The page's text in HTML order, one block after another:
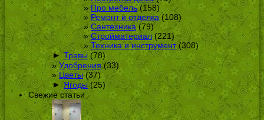
Про мебель(158)
Ремонт и отделка(108)
Сантехника (79)
Стройматериал(221)
Техника и инструмент(308)
► Травы(78)
Удобрения(33)
Цветы(37)
► Ягоды(25)
Свежие статьи